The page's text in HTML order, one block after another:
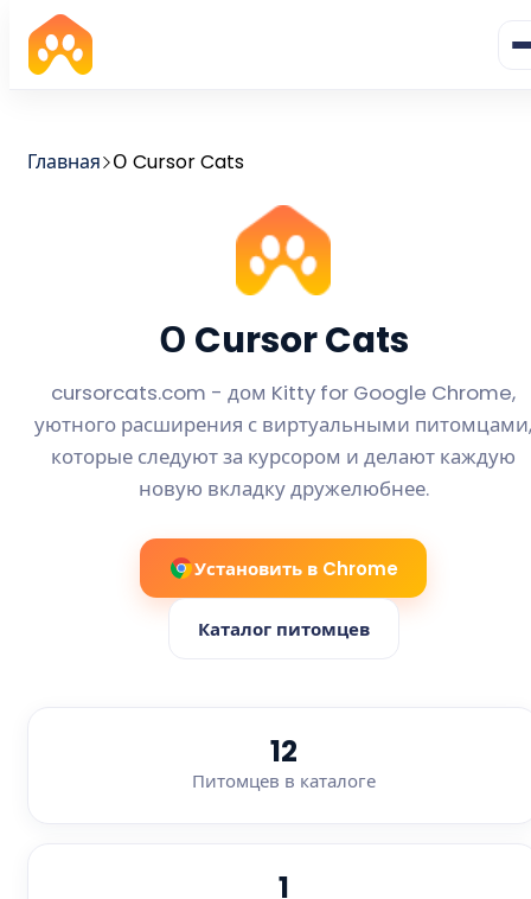
Главная О Cursor Cats
О Cursor Cats
cursorcats.com - дом Kitty for Google Chrome,
уютного расширения с виртуальными питомцами,
которые следуют за курсором и делают каждую
новую вкладку дружелюбнее.
Установить в Chrome
Каталог питомцев
12
Питомцев в каталоге
1